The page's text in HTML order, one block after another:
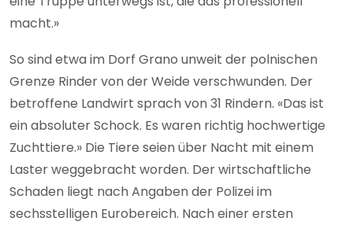
macht.»
So sind etwa im Dorf Grano unweit der polnischen
Grenze Rinder von der Weide verschwunden. Der
betroffene Landwirt sprach von 31 Rindern. «Das ist
ein absoluter Schock. Es waren richtig hochwertige
Zuchttiere.» Die Tiere seien über Nacht mit einem
Laster weggebracht worden. Der wirtschaftliche
Schaden liegt nach Angaben der Polizei im
sechsstelligen Eurobereich. Nach einer ersten